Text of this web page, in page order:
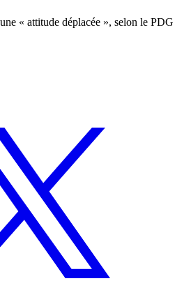
« attitude déplacée », selon le PDG